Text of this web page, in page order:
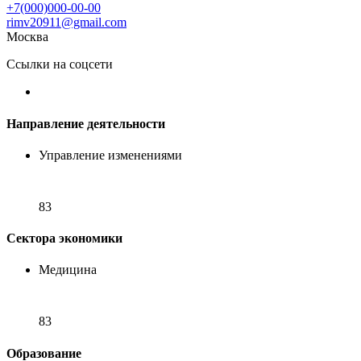
+7(000)000-00-00
rimv20911@gmail.com
Москва
Ссылки на соцсети
Направление деятельности
Управление изменениями
83
Сектора экономики
Медицина
83
Образование